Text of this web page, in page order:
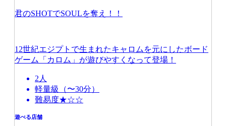
君のSHOTでSOULを奪え！！
12世紀エジプトで生まれたキャロムを元にしたボード
ゲーム「カロム」が遊びやすくなって登場！
2人
軽量級（〜30分）
難易度★☆☆
遊べる店舗